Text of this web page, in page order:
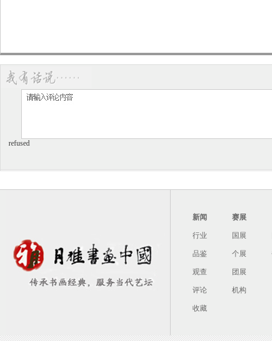
refused
新闻
行业
品鉴
观查
评论
收藏
赛展
国展
个展
团展
机构